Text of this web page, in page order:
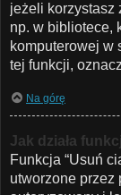
jeżeli korzystasz
np. w bibliotece,
komputerowej w
tej funkcji,
Na górę
Jak działa
Funkcja “Usuń
utworzone przez